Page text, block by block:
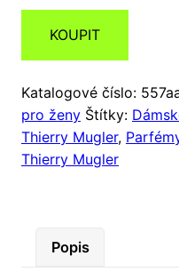
KOUPIT
Katalogové číslo:
pro ženy Štítky:
Thierry Mugler,
Thierry Mugler
Popis